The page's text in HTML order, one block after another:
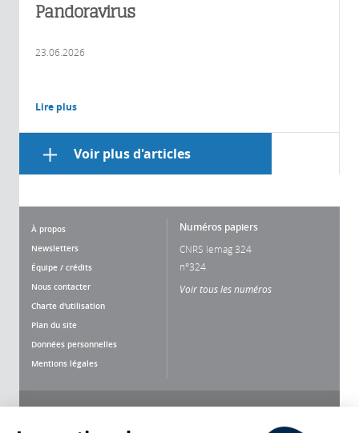
Pandoravirus
23.06.2026
Lire plus
Voir plus d'articles
À propos
Newsletters
Équipe / crédits
Nous contacter
Charte d'utilisation
Plan du site
Données personnelles
Mentions légales
Numéros papiers
CNRS lemag 324
n°324
Voir tous les numéros